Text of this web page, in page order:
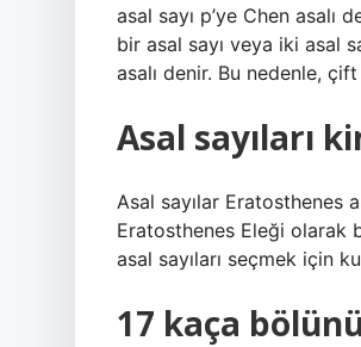
asal sayı p’ye Chen
bir asal sayı veya iki asal
asalı denir. Bu nedenle,
Asal sayıları
Asal sayılar Eratosthenes
Eratosthenes Eleği olarak
asal sayıları seçmek için
17 kaça